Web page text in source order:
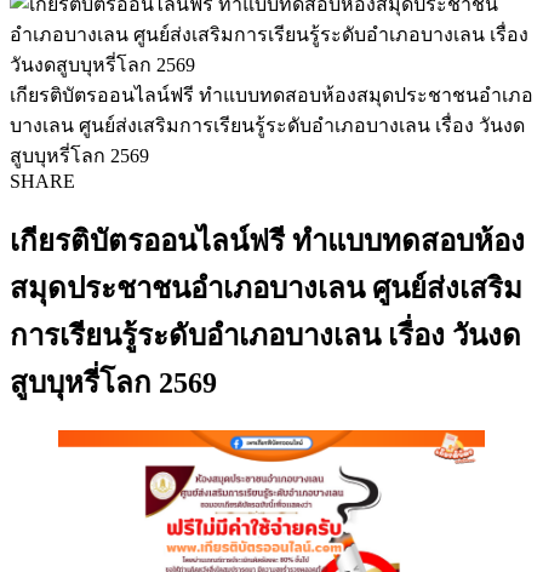
เกียรติบัตรออนไลน์ฟรี ทำแบบทดสอบห้องสมุดประชาชนอำเภอ
บางเลน ศูนย์ส่งเสริมการเรียนรู้ระดับอำเภอบางเลน เรื่อง วันงด
สูบบุหรี่โลก 2569
SHARE
เกียรติบัตรออนไลน์ฟรี ทำแบบทดสอบห้อง
สมุดประชาชนอำเภอบางเลน ศูนย์ส่งเสริม
การเรียนรู้ระดับอำเภอบางเลน เรื่อง วันงด
สูบบุหรี่โลก 2569